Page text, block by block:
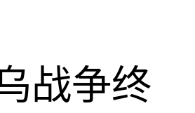
战争终